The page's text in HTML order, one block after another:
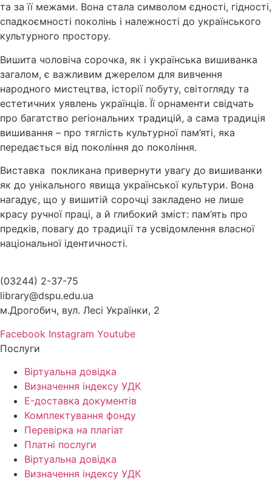
та за її межами. Вона стала символом єдності, гідності,
спадкоємності поколінь і належності до українського
культурного простору.
Вишита чоловіча сорочка, як і українська вишиванка
загалом, є важливим джерелом для вивчення
народного мистецтва, історії побуту, світогляду та
естетичних уявлень українців. Її орнаменти свідчать
про багатство регіональних традицій, а сама традиція
вишивання – про тяглість культурної пам’яті, яка
передається від покоління до покоління.
Виставка покликана привернути увагу до вишиванки
як до унікального явища української культури. Вона
нагадує, що у вишитій сорочці закладено не лише
красу ручної праці, а й глибокий зміст: пам’ять про
предків, повагу до традиції та усвідомлення власної
національної ідентичності.
(03244) 2-37-75
library@dspu.edu.ua
м.Дрогобич, вул. Лесі Українки, 2
Facebook Instagram Youtube
Послуги
Віртуальна довідка
Визначення індексу УДК
E-доставка документів
Комплектування фонду
Перевірка на плагіат
Платні послуги
Віртуальна довідка
Визначення індексу УДК